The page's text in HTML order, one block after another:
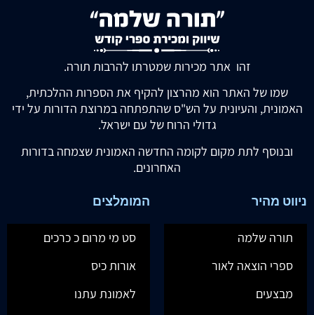
זהו אתר מכירות שמטרתו להרבות תורה.
שמו של האתר הוא מהרצון להקיף את הספרות ההלכתית,
האמונית, והעיונית על הש"ס שהתפתחה במרוצת הדורות על ידי
גדולי הרוח של עם ישראל.
ובנוסף לתת מקום לקומה החדשה האמונית שצמחה בדורות
האחרונים.
ניווט מהיר
תורה שלמה
ספרי הוצאה לאור
מבצעים
המומלצים
סט מי מרום כ כרכים
אורות כיס
לאמונת עתנו